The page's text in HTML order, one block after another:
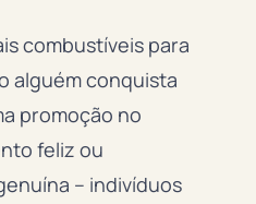
combustíveis para
alguém conquista
promoção no
feliz ou
– indivíduos